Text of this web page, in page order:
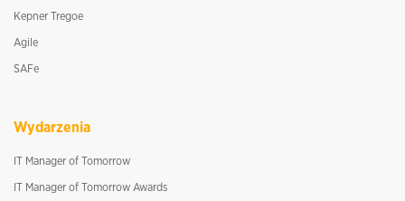
Kepner Tregoe
Agile
SAFe
Wydarzenia
IT Manager of Tomorrow
IT Manager of Tomorrow Awards